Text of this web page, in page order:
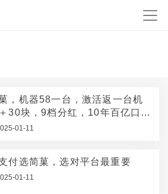
，机器58一台，激活返一台机
30块，9档分红，10年百亿口碑
背书
01-11
付选简菓，选对平台最重要
01-11